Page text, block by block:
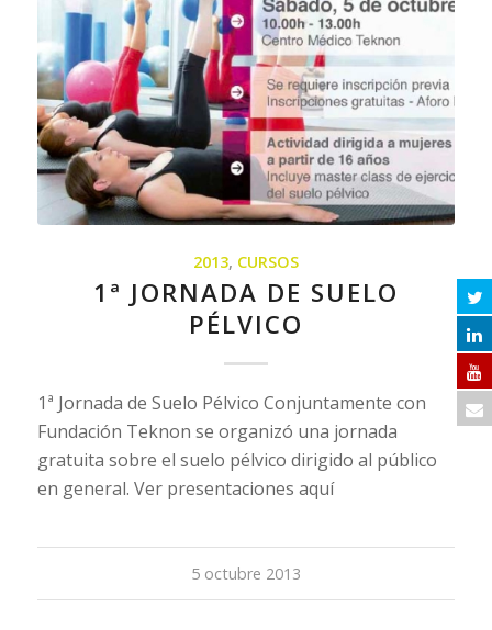
2013, CURSOS
1ª JORNADA DE SUELO
PÉLVICO
1ª Jornada de Suelo Pélvico Conjuntamente con
Fundación Teknon se organizó una jornada
gratuita sobre el suelo pélvico dirigido al público
en general. Ver presentaciones aquí
5 octubre 2013